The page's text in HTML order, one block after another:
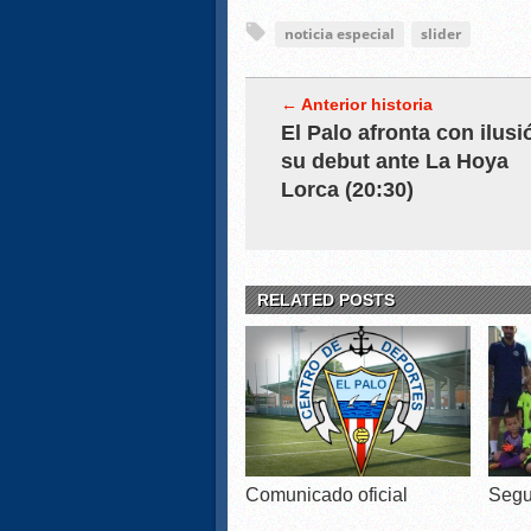
noticia especial slider
← Anterior historia
El Palo afronta con
su debut ante La Hoya
Lorca (20:30)
RELATED POSTS
Comunicado oficial